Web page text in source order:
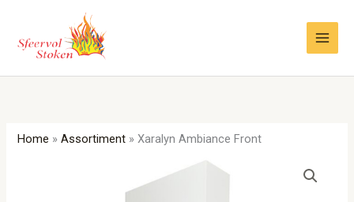
inhoud
Home »Assortiment »Xaralyn Ambiance Front